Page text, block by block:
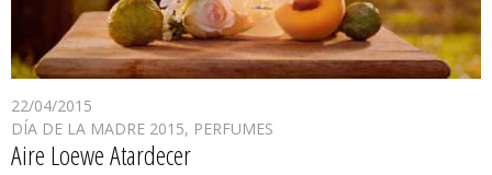
22/04/2015
DÍA DE LA MADRE 2015, PERFUMES
Aire Loewe Atardecer